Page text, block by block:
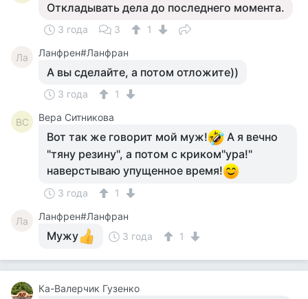
Откладывать дела до последнего момента.
3 года 3 1
Ла Ланфрен#Ланфран
А вы сделайте, а потом отложите))
3 года 1
ВС Вера Ситникова
Вот так же говорит мой муж!
А я вечно
"тяну резину", а потом с криком"ура!"
наверстываю упущенное время!
3 года 1
Ла Ланфрен#Ланфран
Мужу 3 года 1
Ка-Валерчик Гузенко